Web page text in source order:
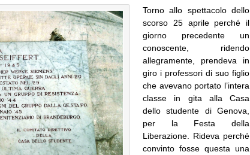
Torno allo spettacolo dello
scorso 25 aprile perché il
giorno precedente un
conoscente, ridendo
allegramente, prendeva in
giro i professori di suo figlio
che avevano portato l’intera
classe in gita alla Casa
dello studente di Genova,
per la Festa della
Liberazione. Rideva perché
convinto fosse questa una